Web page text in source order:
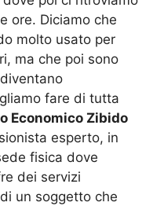
ore. Diciamo che
molto usato per
ma che poi sono
fare di tutta
Economico Zibido
esperto, in
fisica dove
dei servizi
un soggetto che